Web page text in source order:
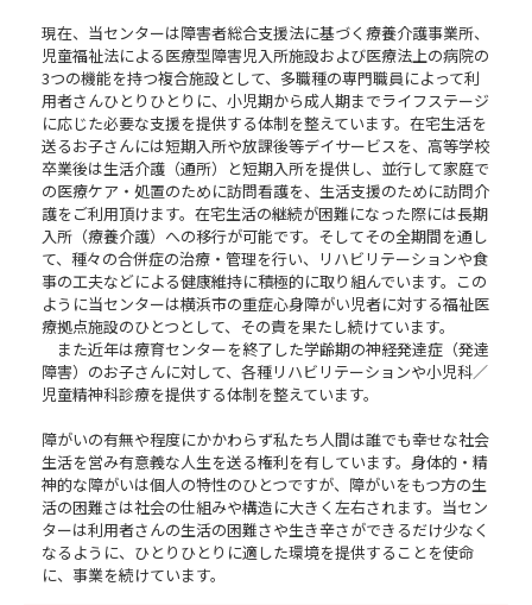
現在、当センターは障害者総合支援法に基づく療養介護事業所、
児童福祉法による医療型障害児入所施設および医療法上の病院の
3つの機能を持つ複合施設として、多職種の専門職員によって利
用者さんひとりひとりに、小児期から成人期までライフステージ
に応じた必要な支援を提供する体制を整えています。在宅生活を
送るお子さんには短期入所や放課後等デイサービスを、高等学校
卒業後は生活介護（通所）と短期入所を提供し、並行して家庭で
の医療ケア・処置のために訪問看護を、生活支援のために訪問介
護をご利用頂けます。在宅生活の継続が困難になった際には長期
入所（療養介護）への移行が可能です。そしてその全期間を通し
て、種々の合併症の治療・管理を行い、リハビリテーションや食
事の工夫などによる健康維持に積極的に取り組んでいます。この
ように当センターは横浜市の重症心身障がい児者に対する福祉医
療拠点施設のひとつとして、その責を果たし続けています。
また近年は療育センターを終了した学齢期の神経発達症（発達
障害）のお子さんに対して、各種リハビリテーションや小児科／
児童精神科診療を提供する体制を整えています。
障がいの有無や程度にかかわらず私たち人間は誰でも幸せな社会
生活を営み有意義な人生を送る権利を有しています。身体的・精
神的な障がいは個人の特性のひとつですが、障がいをもつ方の生
活の困難さは社会の仕組みや構造に大きく左右されます。当セン
ターは利用者さんの生活の困難さや生き辛さができるだけ少なく
なるように、ひとりひとりに適した環境を提供することを使命
に、事業を続けています。